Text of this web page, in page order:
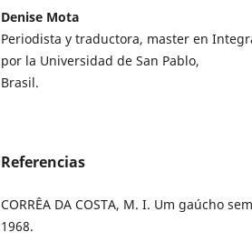
Denise Mota
Periodista y traductora, master en
por la Universidad de San Pablo,
Brasil.
Referencias
CORRÊA DA COSTA, M. I. Um gaúcho
1968.